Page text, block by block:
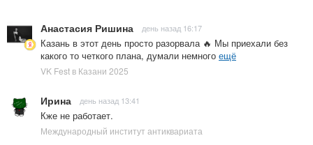
Анастасия Ришина день назад 16:17
Казань в этот день просто разорвала 🔥 Мы приехали без
какого то четкого плана, думали немного ещё
VK Fest в Казани 2025
Ирина день назад 13:41
Кже не работает.
Международный институт антиквариата